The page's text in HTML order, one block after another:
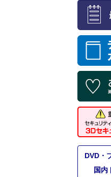
DVD・
国内